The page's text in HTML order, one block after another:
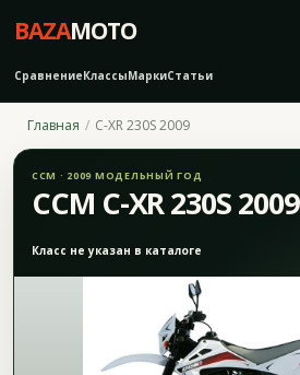
BAZAMOTO
СравнениеКлассыМаркиСтатьи
Главная C-XR 230S 2009
CCM · 2009 МОДЕЛЬНЫЙ ГОД
CCM C-XR 230S 2009
Класс не указан в каталоге